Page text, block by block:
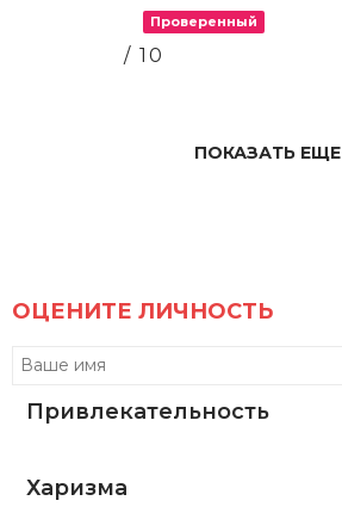
Проверенный
/ 10
ПОКАЗАТЬ ЕЩЕ
ОЦЕНИТЕ ЛИЧНОСТЬ
Привлекательность
Харизма